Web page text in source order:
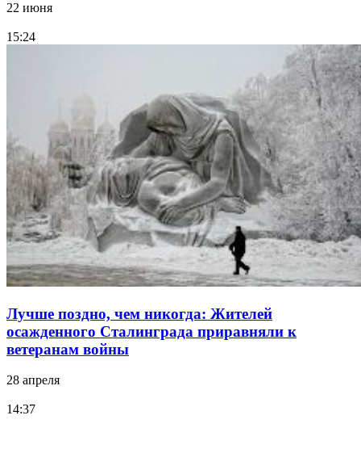
22 июня
15:24
Лучше поздно, чем никогда: Жителей
осажденного Сталинграда приравняли к
ветеранам войны
28 апреля
14:37